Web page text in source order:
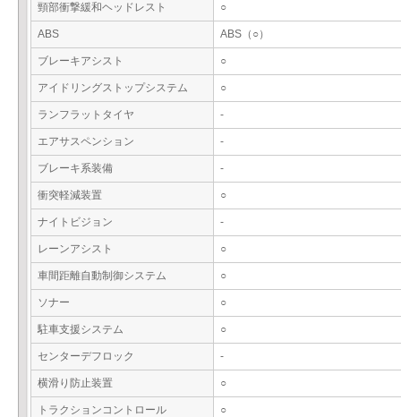
頸部衝撃緩和ヘッドレスト ○
ABS ABS（○）
ブレーキアシスト ○
アイドリングストップシステム ○
ランフラットタイヤ -
エアサスペンション -
ブレーキ系装備 -
衝突軽減装置 ○
ナイトビジョン -
レーンアシスト ○
車間距離自動制御システム ○
ソナー ○
駐車支援システム ○
センターデフロック -
横滑り防止装置 ○
トラクションコントロール ○